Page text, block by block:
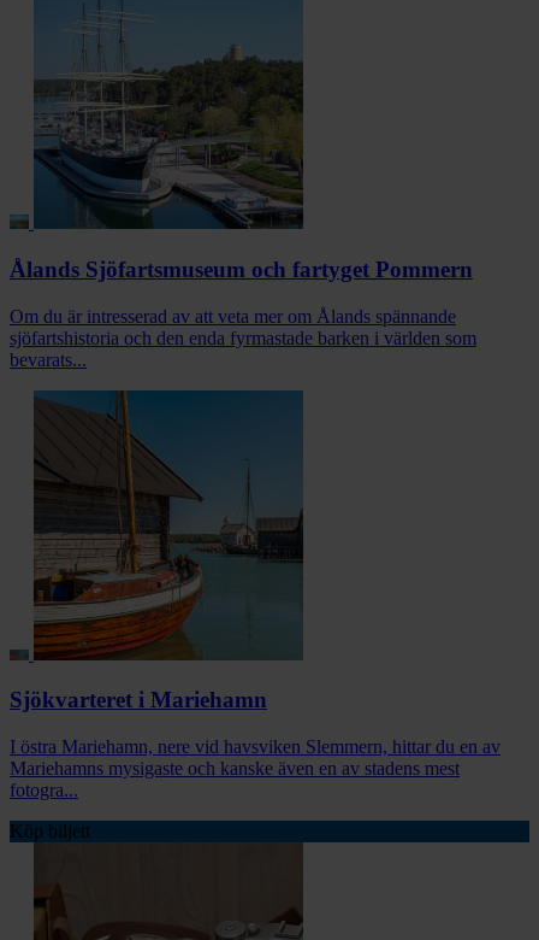
Ålands Sjöfartsmuseum och fartyget Pommern
Om du är intresserad av att veta mer om Ålands spännande
sjöfartshistoria och den enda fyrmastade barken i världen som
bevarats...
Sjökvarteret i Mariehamn
I östra Mariehamn, nere vid havsviken Slemmern, hittar du en av
Mariehamns mysigaste och kanske även en av stadens mest
fotogra...
Köp biljett